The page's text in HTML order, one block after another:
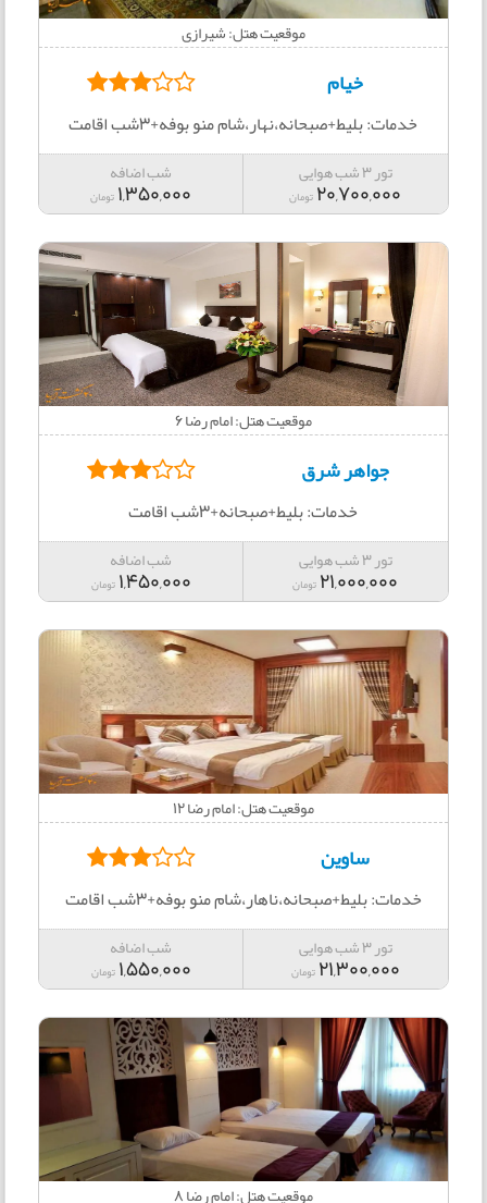
موقعیت هتل: شیرازی
خیام
خدمات: بلیط+صبحانه،نهار،شام منو بوفه+3شب اقامت
تور 3 شب هوایی
20,700,000 تومان
شب اضافه
1,350,000 تومان
موقعیت هتل: امام رضا 6
جواهر شرق
خدمات: بلیط+صبحانه+3شب اقامت
تور 3 شب هوایی
21,000,000تومان
شب اضافه
1,450,000 تومان
موقعیت هتل: امام رضا 12
ساوین
خدمات: بلیط+صبحانه،ناهار،شام منو بوفه+3شب اقامت
تور 3 شب هوایی
21,300,000تومان
شب اضافه
1,550,000 تومان
موقعیت هتل: امام رضا 8